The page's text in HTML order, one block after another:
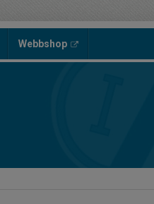
Webbshop